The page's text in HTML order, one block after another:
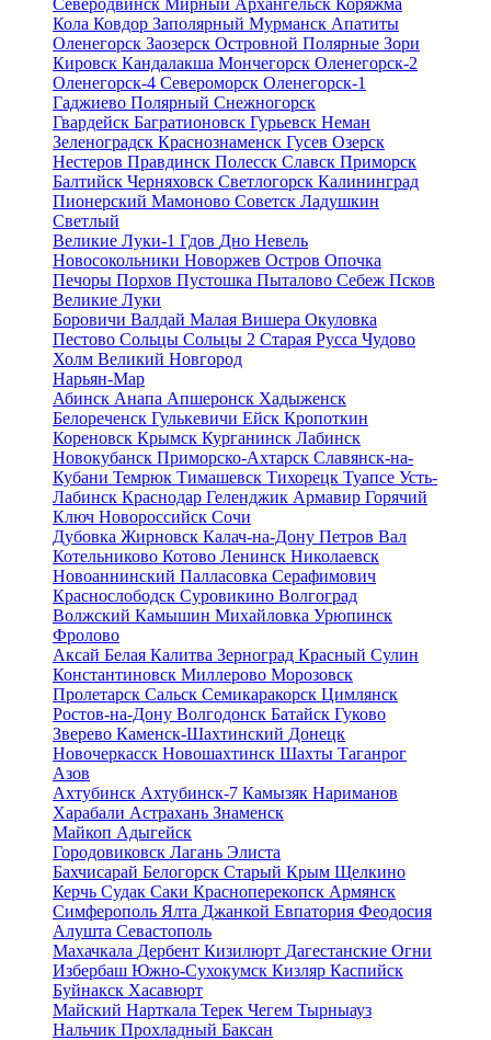
Северодвинск Мирный Архангельск Коряжма
Кола Ковдор Заполярный Мурманск Апатиты
Оленегорск Заозерск Островной Полярные Зори
Кировск Кандалакша Мончегорск Оленегорск-2
Оленегорск-4 Североморск Оленегорск-1
Гаджиево Полярный Снежногорск
Гвардейск Багратионовск Гурьевск Неман
Зеленоградск Краснознаменск Гусев Озерск
Нестеров Правдинск Полесск Славск Приморск
Балтийск Черняховск Светлогорск Калининград
Пионерский Мамоново Советск Ладушкин
Светлый
Великие Луки-1 Гдов Дно Невель
Новосокольники Новоржев Остров Опочка
Печоры Порхов Пустошка Пыталово Себеж Псков
Великие Луки
Боровичи Валдай Малая Вишера Окуловка
Пестово Сольцы Сольцы 2 Старая Русса Чудово
Холм Великий Новгород
Нарьян-Мар
Абинск Анапа Апшеронск Хадыженск
Белореченск Гулькевичи Ейск Кропоткин
Кореновск Крымск Курганинск Лабинск
Новокубанск Приморско-Ахтарск Славянск-на-
Кубани Темрюк Тимашевск Тихорецк Туапсе Усть-
Лабинск Краснодар Геленджик Армавир Горячий
Ключ Новороссийск Сочи
Дубовка Жирновск Калач-на-Дону Петров Вал
Котельниково Котово Ленинск Николаевск
Новоаннинский Палласовка Серафимович
Краснослободск Суровикино Волгоград
Волжский Камышин Михайловка Урюпинск
Фролово
Аксай Белая Калитва Зерноград Красный Сулин
Константиновск Миллерово Морозовск
Пролетарск Сальск Семикаракорск Цимлянск
Ростов-на-Дону Волгодонск Батайск Гуково
Зверево Каменск-Шахтинский Донецк
Новочеркасск Новошахтинск Шахты Таганрог
Азов
Ахтубинск Ахтубинск-7 Камызяк Нариманов
Харабали Астрахань Знаменск
Майкоп Адыгейск
Городовиковск Лагань Элиста
Бахчисарай Белогорск Старый Крым Щелкино
Керчь Судак Саки Красноперекопск Армянск
Симферополь Ялта Джанкой Евпатория Феодосия
Алушта Севастополь
Махачкала Дербент Кизилюрт Дагестанские Огни
Избербаш Южно-Сухокумск Кизляр Каспийск
Буйнакск Хасавюрт
Майский Нарткала Терек Чегем Тырныауз
Нальчик Прохладный Баксан